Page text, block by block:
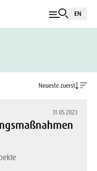
EN
Neueste zuerst
31.05.2023